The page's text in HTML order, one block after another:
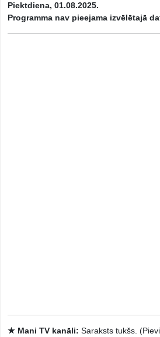
Piektdiena, 01.08.2025.
Programma nav pieejama izvēlētajā
★ Mani TV kanāli: Saraksts tukšs.